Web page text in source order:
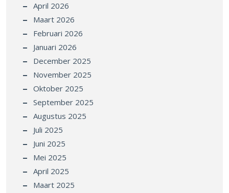
April 2026
Maart 2026
Februari 2026
Januari 2026
December 2025
November 2025
Oktober 2025
September 2025
Augustus 2025
Juli 2025
Juni 2025
Mei 2025
April 2025
Maart 2025